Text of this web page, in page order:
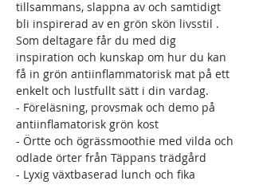
tillsammans, slappna av och samtidigt
bli inspirerad av en grön skön livsstil .
Som deltagare får du med dig
inspiration och kunskap om hur du kan
få in grön antiinflammatorisk mat på ett
enkelt och lustfullt sätt i din vardag.
- Föreläsning, provsmak och demo på
antiinflamatorisk grön kost
- Örtte och ögrässmoothie med vilda och
odlade örter från Täppans trädgård
- Lyxig växtbaserad lunch och fika